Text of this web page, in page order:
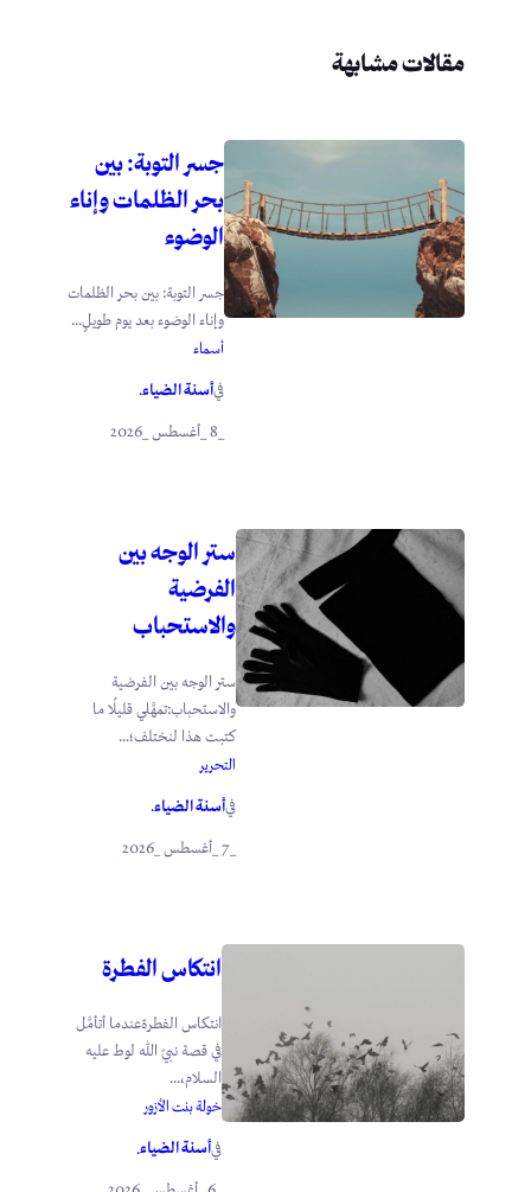
مقالات مشابهة
جسر التوبة: بين
بحر الظلمات وإناء
الوضوء
جسر التوبة: بين بحر الظلمات
وإناء الوضوء بعد يوم طويلٍ...
أسماء
فيأسنة الضياء.
ستر الوجه بين
الفرضية
والاستحباب
ستر الوجه بين الفرضية
والاستحباب:تمهَّلي قليلًا ما
كتبت هذا لنختلف؛...
التحرير
فيأسنة الضياء.
انتكاس الفطرة
انتكاس الفطرةعندما أتأمَّل
في قصة نبيّ الله لوط عليه
السلام،...
خولة بنت الأزور
فيأسنة الضياء.